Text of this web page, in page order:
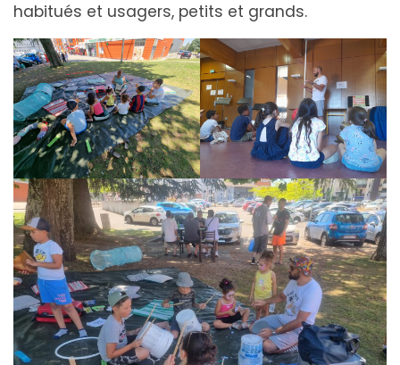
habitués et usagers, petits et grands.